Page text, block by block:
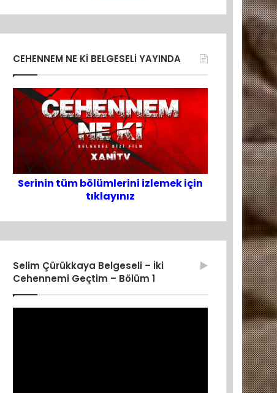
CEHENNEM NE Kİ BELGESELİ YAYINDA
Serinin tüm bölümlerini izlemek için
tıklayınız
Selim Çürükkaya Belgeseli – İki
Cehennemi Geçtim – Bölüm 1